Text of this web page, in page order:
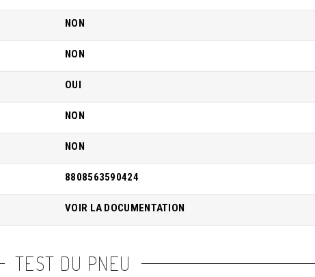
NON
NON
OUI
NON
NON
8808563590424
VOIR LA DOCUMENTATION
TEST DU PNEU